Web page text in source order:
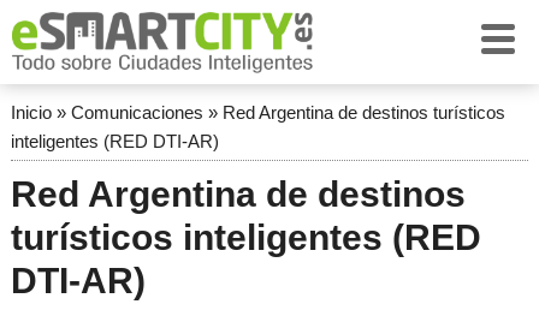
Inicio» Comunicaciones » Red Argentina de destinos turísticos
inteligentes (RED DTI-AR)
Red Argentina de destinos
turísticos inteligentes (RED
DTI-AR)